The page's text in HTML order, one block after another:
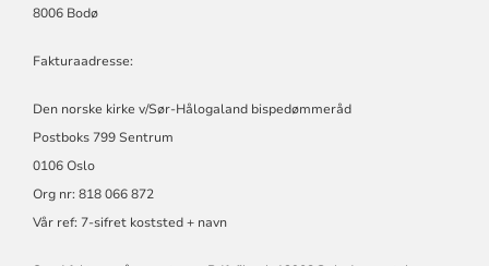
8006 Bodø
Fakturaadresse:
Den norske kirke v/Sør-Hålogaland bispedømmeråd
Postboks 799 Sentrum
0106 Oslo
Org nr: 818 066 872
Vår ref: 7-sifret koststed + navn